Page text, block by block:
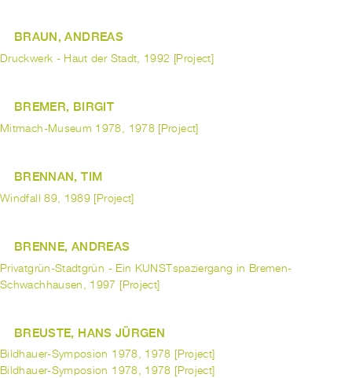
BRAUN, ANDREAS
Druckwerk - Haut der Stadt, 1992 [Project]
BREMER, BIRGIT
Mitmach-Museum 1978, 1978 [Project]
BRENNAN, TIM
Windfall 89, 1989 [Project]
BRENNE, ANDREAS
Privatgrün-Stadtgrün - Ein KUNSTspaziergang in Bremen-
Schwachhausen, 1997 [Project]
BREUSTE, HANS JÜRGEN
Bildhauer-Symposion 1978, 1978 [Project]
Bildhauer-Symposion 1978, 1978 [Project]